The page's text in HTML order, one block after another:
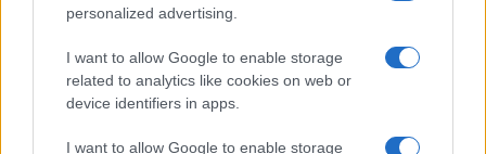
personalized advertising.
I want to allow Google to enable storage
related to analytics like cookies on web or
device identifiers in apps.
I want to allow Google to enable storage